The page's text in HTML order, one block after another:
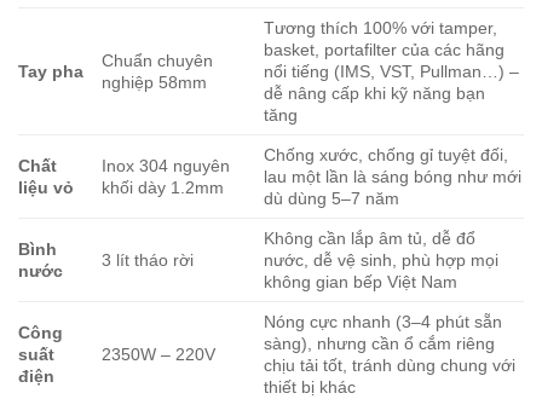
Tay pha
Chuẩn chuyên
nghiệp 58mm
Tương thích 100% với tamper,
basket, portafilter của các hãng
nổi tiếng (IMS, VST, Pullman…) –
dễ nâng cấp khi kỹ năng bạn
tăng
Chất
liệu vỏ
Inox 304 nguyên
khối dày 1.2mm
Chống xước, chống gỉ tuyệt đối,
lau một lần là sáng bóng như mới
dù dùng 5–7 năm
Bình
nước
3 lít tháo rời
Không cần lắp âm tủ, dễ đổ
nước, dễ vệ sinh, phù hợp mọi
không gian bếp Việt Nam
Công
suất
điện
2350W – 220V
Nóng cực nhanh (3–4 phút sẵn
sàng), nhưng cần ổ cắm riêng
chịu tải tốt, tránh dùng chung với
thiết bị khác